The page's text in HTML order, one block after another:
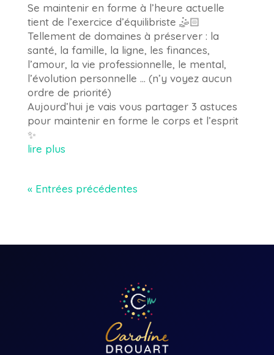
Se maintenir en forme à l’heure actuelle
tient de l’exercice d’équilibriste 🤹🏻
Tellement de domaines à préserver : la
santé, la famille, la ligne, les finances,
l’amour, la vie professionnelle, le mental,
l’évolution personnelle … (n’y voyez aucun
ordre de priorité)
Aujourd’hui je vais vous partager 3 astuces
pour maintenir en forme le corps et l’esprit
✨
lire plus
« Entrées précédentes